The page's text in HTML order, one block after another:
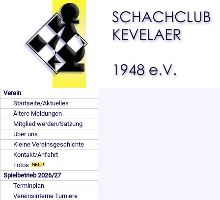
Verein
Startseite/Aktuelles
Ältere Meldungen
Mitglied werden/Satzung
Über uns
Kleine Vereinsgeschichte
Kontakt/Anfahrt
Fotos
Spielbetrieb 2026/27
Terminplan
Vereinsinterne Turniere